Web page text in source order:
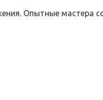
Опытные мастера